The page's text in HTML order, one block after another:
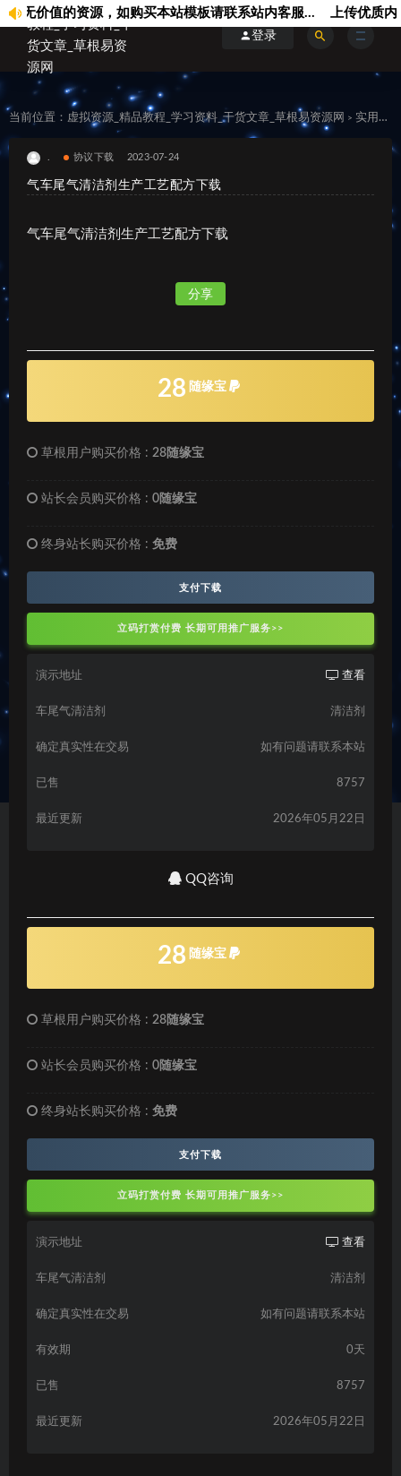
值的资源，如购买本站模板请联系站内客服... 上传优质内容可
登录
当前位置： 虚拟资源_精品教程_学习资料_干货文章_草根易资源网 > 实用资源
协议下载 2023-07-24
气车尾气清洁剂生产工艺配方下载
气车尾气清洁剂生产工艺配方下载
分享
28 随缘宝
草根用户购买价格 : 28随缘宝
站长会员购买价格 : 0随缘宝
终身站长购买价格 : 免费
支付下载
立码打赏付费 长期可用推广服务>>
演示地址 查看
车尾气清洁剂 清洁剂
确定真实性在交易 如有问题请联系本站
已售 8757
最近更新 2026年05月22日
QQ咨询
28 随缘宝
草根用户购买价格 : 28随缘宝
站长会员购买价格 : 0随缘宝
终身站长购买价格 : 免费
支付下载
立码打赏付费 长期可用推广服务>>
演示地址 查看
车尾气清洁剂 清洁剂
确定真实性在交易 如有问题请联系本站
有效期 0天
已售 8757
最近更新 2026年05月22日